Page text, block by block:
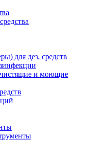
для дез. средств
и моющие